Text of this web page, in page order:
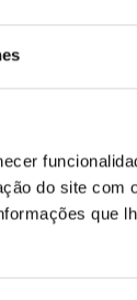
do site
que